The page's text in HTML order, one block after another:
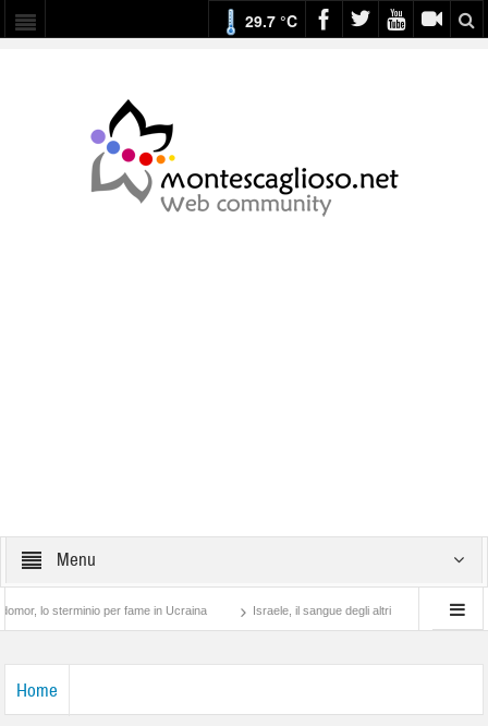
29.7 °C
Menu
sterminio per fame in Ucraina Israele, il sangue degli altri Lotta di classe…
Home